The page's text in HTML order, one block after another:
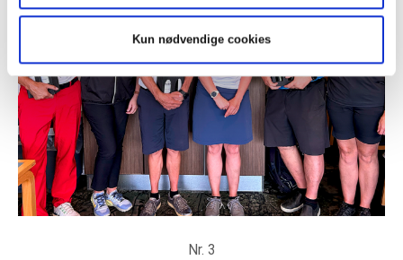
Kun nødvendige cookies
Nr. 3